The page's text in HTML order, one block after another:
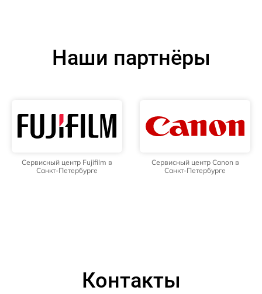
Наши партнёры
Сервисный центр Fujifilm в
Санкт-Петербурге
Сервисный центр Canon в
Санкт-Петербурге
Контакты